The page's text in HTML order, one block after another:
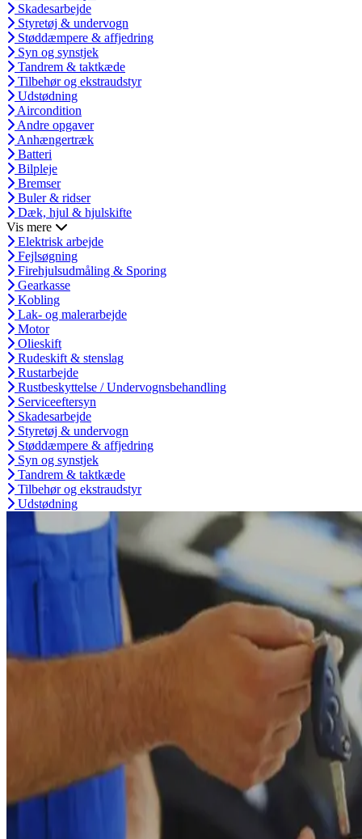
Skadesarbejde
Styretøj & undervogn
Støddæmpere & affjedring
Syn og synstjek
Tandrem & taktkæde
Tilbehør og ekstraudstyr
Udstødning
Aircondition
Andre opgaver
Anhængertræk
Batteri
Bilpleje
Bremser
Buler & ridser
Dæk, hjul & hjulskifte
Vis mere
Elektrisk arbejde
Fejlsøgning
Firehjulsudmåling & Sporing
Gearkasse
Kobling
Lak- og malerarbejde
Motor
Olieskift
Rudeskift & stenslag
Rustarbejde
Rustbeskyttelse / Undervognsbehandling
Serviceeftersyn
Skadesarbejde
Styretøj & undervogn
Støddæmpere & affjedring
Syn og synstjek
Tandrem & taktkæde
Tilbehør og ekstraudstyr
Udstødning